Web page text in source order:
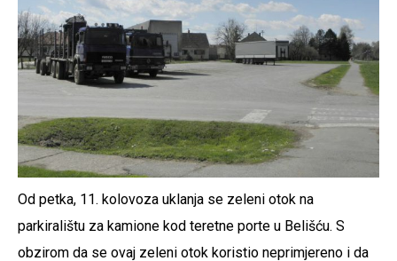
Od petka, 11. kolovoza uklanja se zeleni otok na
parkiralištu za kamione kod teretne porte u Belišću. S
obzirom da se ovaj zeleni otok koristio neprimjereno i da